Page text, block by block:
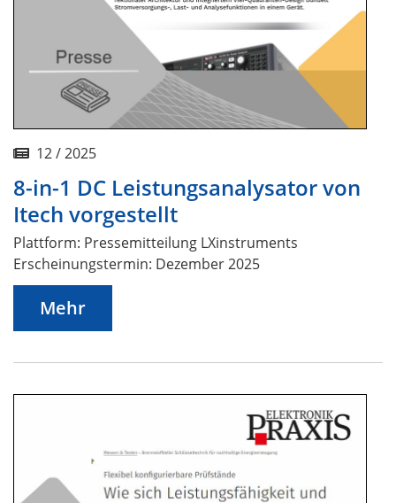
12 / 2025
8-in-1 DC Leistungsanalysator von
Itech vorgestellt
Plattform: Pressemitteilung LXinstruments
Erscheinungstermin: Dezember 2025
Mehr